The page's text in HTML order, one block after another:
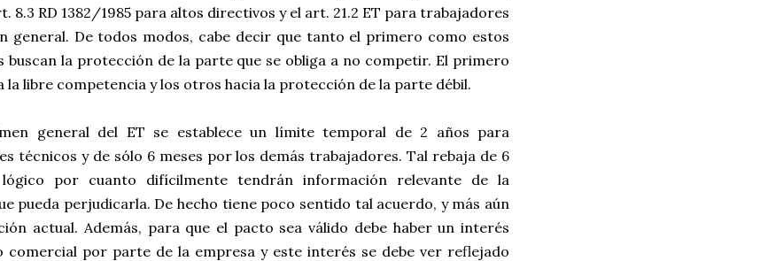
8.3 RD 1382/1985 para altos directivos y el art. 21.2 ET para trabajadores
general. De todos modos, cabe decir que tanto el primero como estos
buscan la protección de la parte que se obliga a no competir. El primero
la libre competencia y los otros hacia la protección de la parte débil.
general del ET se establece un límite temporal de 2 años para
técnicos y de sólo 6 meses por los demás trabajadores. Tal rebaja de 6
lógico por cuanto difícilmente tendrán información relevante de la
pueda perjudicarla. De hecho tiene poco sentido tal acuerdo, y más aún
actual. Además, para que el pacto sea válido debe haber un interés
comercial por parte de la empresa y este interés se debe ver reflejado